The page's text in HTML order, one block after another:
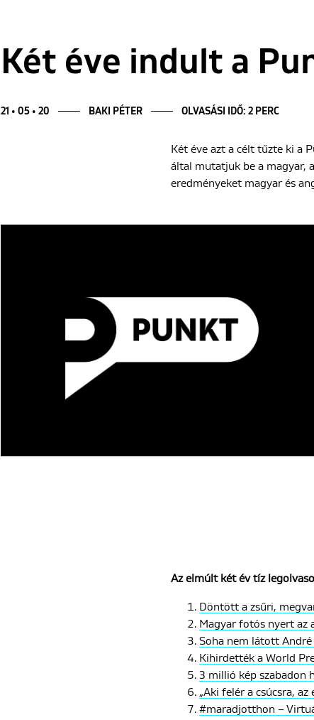
Két éve indult a
21 • 05 • 20 BAKI PÉTER OLVASÁSI IDŐ: 2 PERC
Két éve azt a célt tűzte ki a
által mutatjuk be a magyar,
eredményeket magyar és
Az elmúlt két év tíz
Döntött a zsűri,
Magyar fotós nyert az
Soha nem látott
Kihirdették a World
3 millió kép szabadon
„Aki felér a csúcsra,
#maradjotthon –